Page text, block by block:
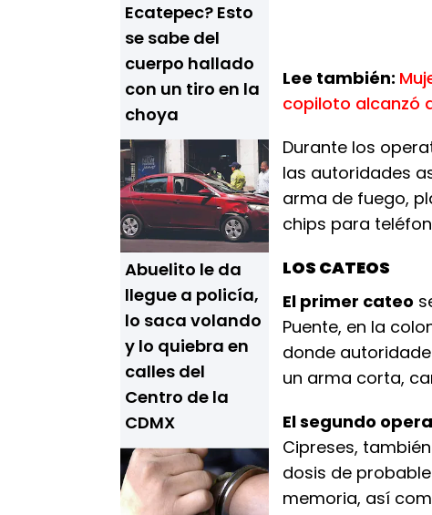
Ecatepec? Esto
se sabe del
cuerpo hallado
con un tiro en la
choya
Abuelito le da
llegue a policía,
lo saca volando
y lo quiebra en
calles del
Centro de la
CDMX
Lee también:
copiloto alcanzó
Durante los
las autoridades
arma de fuego,
chips para
LOS CATEOS
El primer cateo
Puente, en la
donde
un arma corta,
El segundo
Cipreses,
dosis de
memoria, así